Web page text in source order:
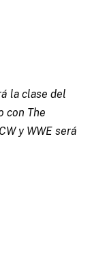
la clase del
con The
y WWE será